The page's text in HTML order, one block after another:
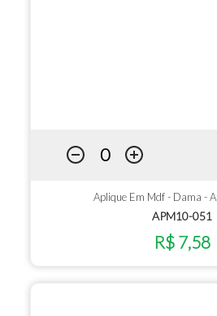
Aplique Em Mdf - Dama -
APM10-051
R$ 7,58